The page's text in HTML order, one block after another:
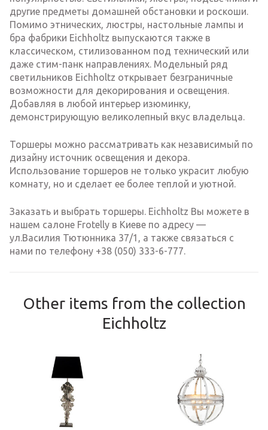
другие предметы домашней обстановки и роскоши.
Помимо этнических, люстры, настольные лампы и
бра фабрики Eichholtz выпускаются также в
классическом, стилизованном под технический или
даже стим-панк направлениях. Модельный ряд
светильников Eichholtz открывает безграничные
возможности для декорирования и освещения.
Добавляя в любой интерьер изюминку,
демонстрирующую великолепный вкус владельца.
Торшеры можно рассматривать как независимый по
дизайну источник освещения и декора.
Использование торшеров не только украсит любую
комнату, но и сделает ее более теплой и уютной.
Заказать и выбрать торшеры. Eichholtz Вы можете в
нашем салоне Frotelly в Киеве по адресу —
ул.Василия Тютюнника 37/1, а также связаться с
нами по телефону +38 (050) 333-6-777.
Other items from the collection
Eichholtz